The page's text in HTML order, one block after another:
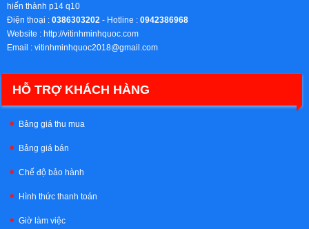
hiến thành p14 q10
Điện thoại : 0386303202 - Hotline : 0942386968
Website : http://vitinhminhquoc.com
Email : vitinhminhquoc2018@gmail.com
HỖ TRỢ KHÁCH HÀNG
Bảng giá thu mua
Bảng giá bán
Chế độ bảo hành
Hình thức thanh toán
Giờ làm việc